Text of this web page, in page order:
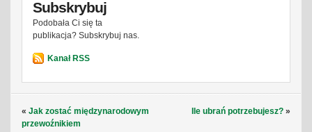
Subskrybuj
Podobała Ci się ta
publikacja? Subskrybuj nas.
Kanał RSS
Ile ubrań potrzebujesz? »
« Jak zostać międzynarodowym
przewoźnikiem